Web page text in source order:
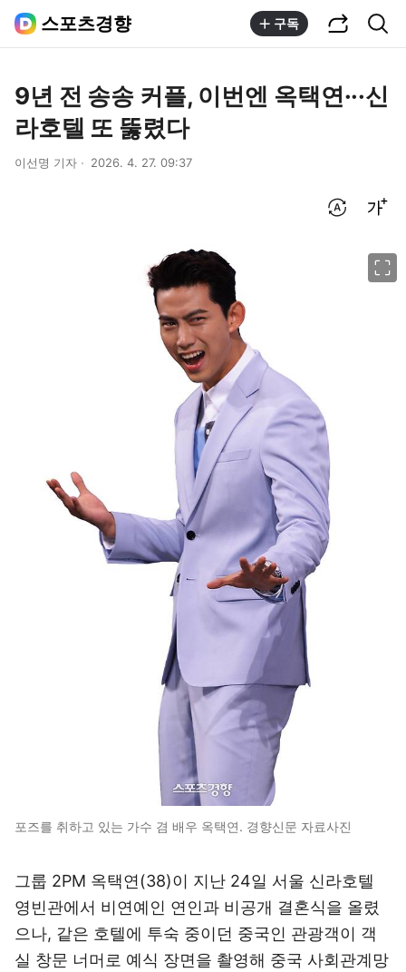
스포츠경향 구독
9년 전 송송 커플, 이번엔 옥택연···신
라호텔 또 뚫렸다
이선명 기자 2026. 4. 27. 09:37
포즈를 취하고 있는 가수 겸 배우 옥택연. 경향신문 자료사진
그룹 2PM 옥택연(38)이 지난 24일 서울 신라호텔
영빈관에서 비연예인 연인과 비공개 결혼식을 올렸
으나, 같은 호텔에 투숙 중이던 중국인 관광객이 객
실 창문 너머로 예식 장면을 촬영해 중국 사회관계망